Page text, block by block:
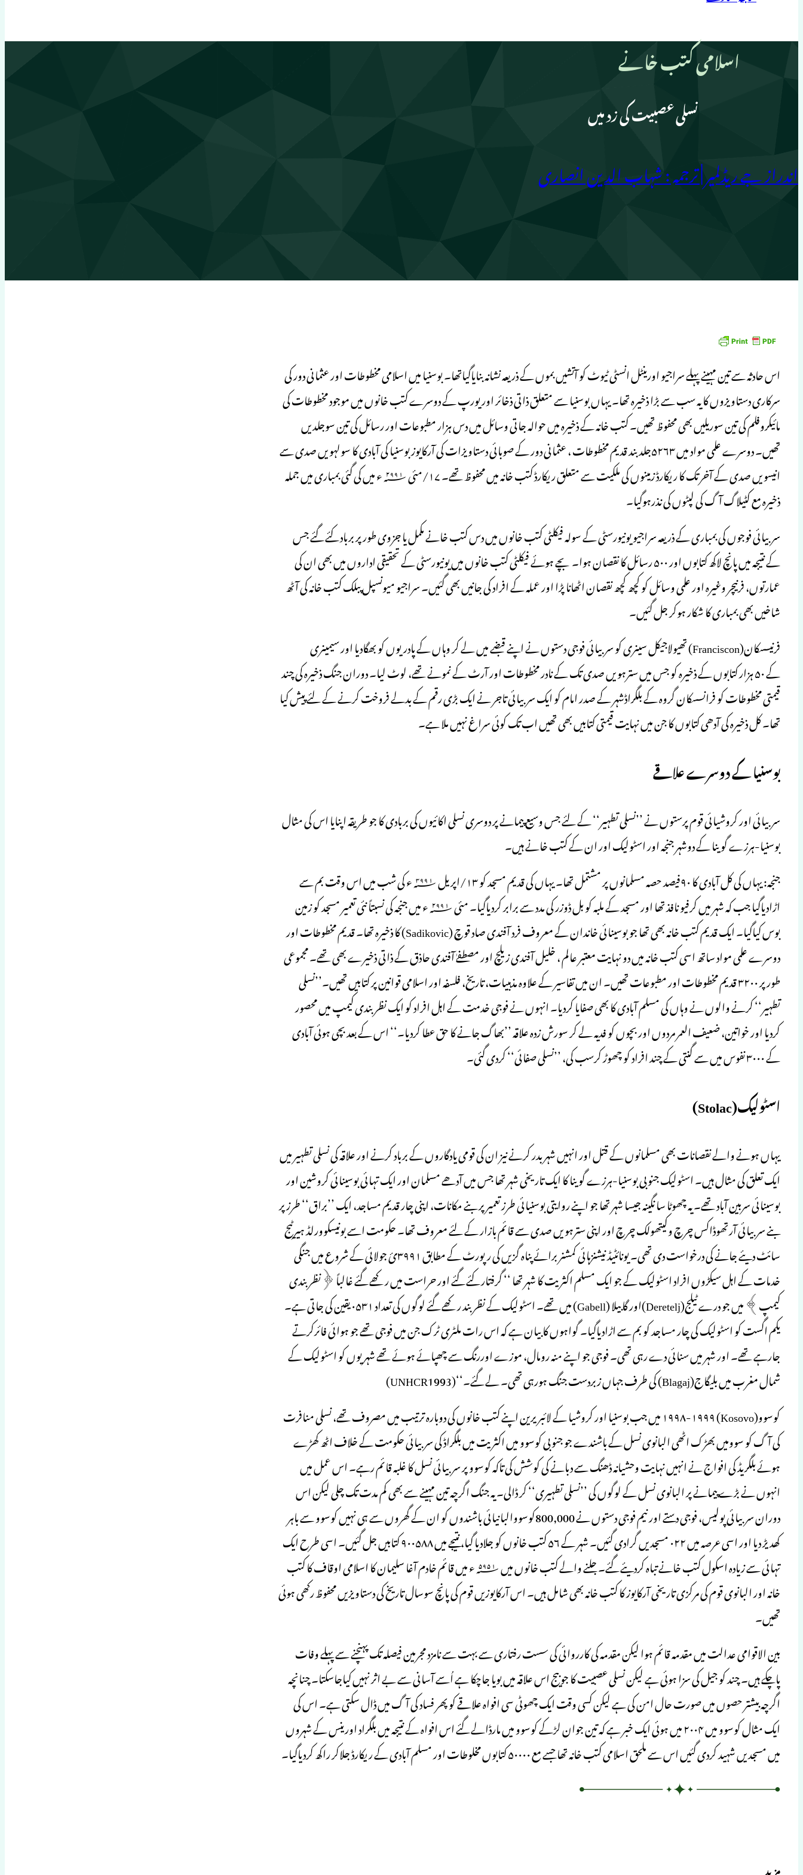
اسلامی کتب خانے
نسلی عصبیت کی زد میں
اندراز جے ریڈلمیر | ترجمہ : شہاب الدین انصاری
اس حادثہ سے تین مہینے پہلے سراجیو اورینٹل انسٹی ٹیوٹ کو آتشیں بموں کے ذریعہ نشانہ بنایاگیاتھا۔ بوسنیا میں اسلامی مخطوطات اور عثمانی دور کی
سرکاری دستاویزوں کا یہ سب سے بڑا ذخیرہ تھا۔ یہاں بوسنیا سے متعلق ذاتی ذخائر اور یورپ کے دوسرے کتب خانوں میں موجود مخطوطات کی
مائیکروفلم کی تین سوریلیں بھی محفوظ تھیں۔ کتب خانہ کے ذخیرہ میں حوالہ جاتی وسائل میں دس ہزار مطبوعات اور رسائل کی تین سوجلدیں
تھیں۔ دوسرے علمی مواد میں ۵۲۶۳جلد بند قدیم مخطوطات ، عثمانی دور کے صوبائی دستاویزات کی آرکایوز بوسنیا کی آبادی کا سولہویں صدی سے
انیسویں صدی کے آخر تک کا ریکارڈ زمینوں کی ملکیت سے متعلق ریکارڈ کتب خانہ میں محفوظ تھے۔ ۱۷/مئی ۱۹۹۲؁ء میں کی گئی بمباری میں جملہ
ذخیرہ مع کٹیلاگ آگ کی لپٹوں کی نذرہوگیا۔
سربیائی فوجوں کی بمباری کے ذریعہ سراجیو یونیورسٹی کے سولہ فیکلٹی کتب خانوں میں دس کتب خانے مکمل یا جزوی طور پر برباد کئے گئے جس
کے نتیجہ میں پانچ لاکھ کتابوں اور ۵۰۰ رسائل کا نقصان ہوا۔ بچے ہوئے فیکلٹی کتب خانوں میں یونیورسٹی کے تحقیقی اداروں میں بھی ان کی
عمارتوں، فرنیچر وغیرہ اور علمی وسائل کو کچھ کچھ نقصان اٹھانا پڑا اور عملہ کے افراد کی جانیں بھی گئیں۔ سراجیو میونسپل پبلک کتب خانہ کی آٹھ
شاخیں بھی بمباری کا شکار ہوکر جل گئیں۔
فرنیسسکان(Franciscon) تھیولاجیکل سینری کو سربیائی فوجی دستوں نے اپنے قبضے میں لے کر وہاں کے پادریوں کو بھگادیا اور سیمینری
کے ۵۰ ہزار کتابوں کے ذخیرہ کو جس میں سترہویں صدی تک کے نادر مخطوطات اور آرٹ کے نمونے تھے، لوٹ لیا۔ دوران جنگ ذخیرہ کی چند
قیمتی مخطوطات کو فرانسسکان گروہ کے بلگراڈشہر کے صدر امام کو ایک سربیائی تاجر نے ایک بڑی رقم کے بدلے فروخت کرنے کے لئے پیش کیا
تھا۔ کل ذخیرہ کی آدھی کتابوں کا جن میں نہایت قیمتی کتابیں بھی تھیں اب تک کوئی سراغ نہیں ملا ہے۔
بوسنیا کے دوسرے علاقے
سربیائی اور کروشیائی قوم پرستوں نے ’’نسلی تطہیر‘‘ کے لئے جس وسیع پیمانے پر دوسری نسلی اکائیوں کی بربادی کا جو طریقہ اپنایا اس کی مثال
بوسنیا-ہرزے گوینا کے دوشہر جنجہ اور اسٹولیک اور ان کے کتب خانے ہیں۔
جنجہ: یہاں کی کل آبادی کا ۹۰فیصد حصہ مسلمانوں پر مشتمل تھا۔ یہاں کی قدیم مسجد کو ۱۳/اپریل ۱۹۹۳؁ء کی شب میں اس وقت بم سے
اڑادیاگیا جب کہ شہر میں کرفیو نافذ تھا اور مسجد کے ملبہ کو بل ڈوزر کی مدد سے برابر کردیاگیا۔ مئی ۱۹۹۲؁ء میں جنجہ کی نسبتاً نئی تعمیر مسجد کو زمین
بوس کیاگیا۔ ایک قدیم کتب خانہ بھی تھا جو بوسینائی خاندان کے معروف فرد آفندی صاد قوچ (Sadikovic) کا ذخیرہ تھا۔ قدیم مخطوطات اور
دوسرے علمی مواد ساتھ اسی کتب خانہ میں دو نہایت معتبر عالم ، خلیل آفندی زیلچ اور مصطفےٰ آفندی حاذق کے ذاتی ذخیرے بھی تھے۔ مجموعی
طور پر ۳۲۰۰ قدیم مخطوطات اور مطبوعات تھیں۔ ان میں تفاسیر کے علاوہ مذہبیات، تاریخ، فلسفہ اور اسلامی قوانین پر کتابیں تھیں۔’’نسلی
تطہیر‘‘ کرنے والوں نے وہاں کی مسلم آبادی کا بھی صفایا کردیا۔ انہوں نے فوجی خدمت کے اہل افراد کو ایک نظربندی کیمپ میں محصور
کردیا اور خواتین، ضعیف العمر مردوں اور بچوں کو فدیہ لے کر سورش زدہ علاقہ ’’بھاگ جانے کا حق عطا کردیا۔‘‘ اس کے بعد بچی ہوئی آبادی
کے ۳۰۰۰ نفوس میں سے گنتی کے چند افراد کو چھوڑ کرسب کی، ’’نسلی صفائی‘‘ کردی گئی۔
اسٹولیک(Stolac)
یہاں ہونے والے نقصانات بھی مسلمانوں کے قتل اور انہیں شہر بدر کرنے نیز ان کی قومی یادگاروں کے برباد کرنے اور علاقہ کی نسلی تطہیر میں
ایک تعلق کی مثال ہیں۔ اسٹولیک جنوبی بوسنیا-ہرزے گوینا کا ایک تاریخی شہر تھا جس میں آدھے مسلمان اور ایک تہائی بوسینائی کروشین اور
بوسینائی سربین آباد تھے۔ یہ چھوٹا سا نگینہ جیسا شہر تھا جو اپنے روایتی بوسنیائی طرز تعمیر پر بنے مکانات، اپنی چار قدیم مساجد، ایک ’’براق‘‘ طرز پر
بنے سربیائی آرتھوڈاکس چرچ وکیتھولک چرچ اور اپنی سترہویں صدی سے قائم بازار کے لئے معروف تھا۔ حکومت اسے بونیسکوورلڈ ہیرٹیج
سائٹ دیئے جانے کی درخواست دی تھی۔ یونائٹیڈ نیشنزہائی کمشنر برائے پناہ گزیں کی رپورٹ کے مطابق ۳۹۹۱ئ جولائی کے شروع میں جنگی
خدمات کے اہل سیکڑوں افراد اسٹولیک کے جو ایک مسلم اکثریت کا شہر تھا ‘‘ گرفتار کئے گئے اور حراست میں رکھے گئے غالباً ﴿نظر بندی
کیمپ﴾ میں جو درے ٹیلج(Deretelj)اور گابیلا (Gabell) میں تھے۔ اسٹولیک کے نظر بند رکھے گئے لوگوں کی تعداد ۰۵۳۱ یقین کی جاتی ہے۔
یکم اگست کو اسٹولیک کی چار مساجد کو بم سے اڑادیاگیا۔ گواہوں کا بیان ہے کہ اس رات ملٹری ٹرک جن میں فوجی تھے جو ہوائی فائرکرتے
جارہے تھے۔ اور شہر میں سنائی دے رہی تھی۔ فوجی جو اپنے منہ رومال، موزے اوررنگ سے چھپائے ہوئے تھے شہریوں کو اسٹولیک کے
شمال مغرب میں بلیگاج(Blagaj) کی طرف جہاں زبردست جنگ ہورہی تھی۔ لے گئے۔‘‘(UNHCR1993)
کوسوو(Kosovo) ۱۹۹۸-۱۹۹۹ میں جب بوسنیا اور کروشیا کے لائبریرین اپنے کتب خانوں کی دوبارہ ترتیب میں مصروف تھے، نسلی منافرت
کی آگ کو سوومیں بھڑک اٹھی البانوی نسل کے باشندے جو جنوبی کوسوو میں اکثریت میں بلگراڈ کی سربیائی حکومت کے خلاف اٹھ کھڑے
ہوئے بلگریڈ کی افواج نے انہیں نہایت وحشیانہ ڈھنگ سے دبانے کی کوشش کی تاکہ کوسوو پر سربیائی نسل کا غلبہ قائم رہے۔ اس عمل میں
انہوں نے بڑے پیمانے پر البانوی نسل کے لوگوں کی ’’نسلی تطہیری‘‘ کر ڈالی۔ یہ جنگ اگرچہ تین مہینے سے بھی کم مدت تک چلی لیکن اس
دوران سربیائی پولیس، فوجی دستے اور نیم فوجی دستوں نے 800,000کوسووالبانیائی باشندوں کو ان کے گھروں سے ہی نہیں کوسوو سے باہر
کھدیڑ دیا اور اسی عرصہ میں ۰۲۲ مسجدیں گرادی گئیں۔ شہر کے ۵۶ کتب خانوں کو جلادیا گیا، نتیجے میں ۹۰۰۵۸۸ کتابیں جل گئیں۔ اسی طرح ایک
تہائی سے زیادہ اسکول کتب خانے تباہ کردیئے گئے۔ جلنے والے کتب خانوں میں ۱۵۹۵؁ء میں قائم خادم آغا سلیمان کا اسلامی اوقاف کا کتب
خانہ اور البانوی قوم کی مرکزی تاریخی آرکایوز کا کتب خانہ بھی شامل ہیں۔ اس آرکایوزیں قوم کی پانچ سوسال تاریخ کی دستاویزیں محفوظ رکھی ہوئی
تھیں۔
بین الاقوامی عدالت میں مقدمہ قائم ہوا لیکن مقدمہ کی کارروائی کی سست رفتاری سے بہت سے نامزد مجرمین فیصلہ تک پہنچنے سے پہلے وفات
پاچکے ہیں۔ چند کو جیل کی سزا ہوئی ہے لیکن نسلی عصبیت کا جو بیج اس علاقہ میں بویا جاچکا ہے اُسے آسانی سے بے اثر نہیں کیاجاسکتا۔ چنانچہ
اگرچہ بیشتر حصوں میں صورت حال امن کی ہے لیکن کسی وقت ایک چھوٹی سی افواہ علاقے کو پھر فساد کی آگ میں ڈال سکتی ہے۔ اس کی
ایک مثال کوسوو میں ۲۰۰۴ میں ہوئی ایک خبر ہے کہ تین جوان لڑکے کوسوو میں مارڈالے گئے اس افواہ کے نتیجہ میں بلگراد اورینس کے شہروں
میں مسجدیں شہید کردی گئیں اس سے ملحق اسلامی کتب خانہ تھا جسے مع ۵۰۰۰۰ کتابوں مخلوطات اور مسلم آبادی کے ریکارڈ جلاکر راکھ کردیاگیا۔
مزید